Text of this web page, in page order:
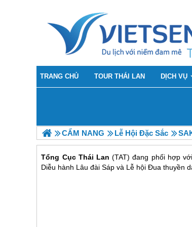
TRANG CHỦ TOUR THÁI LAN DỊCH VỤ
CẨM NANG Lễ Hội Đặc Sắc
Tổng Cục Thái Lan (TAT) đang phối hợp
Diễu hành Lâu đài Sáp và Lễ hội Đua thuyền